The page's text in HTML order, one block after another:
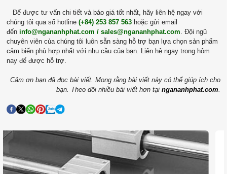
Để được tư vấn chi tiết và báo giá tốt nhất, hãy liên hệ ngay với
chúng tôi qua số hotline (+84) 253 857 563hoặc gửi email
đến info@ngananhphat.com / sales@ngananhphat.com. Đội ngũ
chuyên viên của chúng tôi luôn sẵn sàng hỗ trợ bạn lựa chọn sản phẩm
cảm biến phù hợp nhất với nhu cầu của bạn. Liên hệ ngay trong hôm
nay để được hỗ trợ.
Cảm ơn bạn đã đọc bài viết. Mong rằng bài viết này có thể giúp ích cho
bạn. Theo dõi nhiều bài viết hơn tạingananhphat.com.